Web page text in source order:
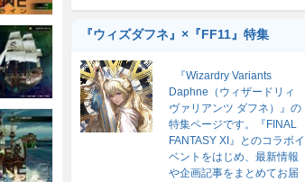
『ウィズダフネ』×『FF11』特集
『Wizardry Variants
Daphne（ウィザードリィ
ヴァリアンツ ダフネ）』の
特集ページです。『FINAL
FANTASY XI』とのコラボイ
ベントをはじめ、最新情報
や企画記事をまとめてお届